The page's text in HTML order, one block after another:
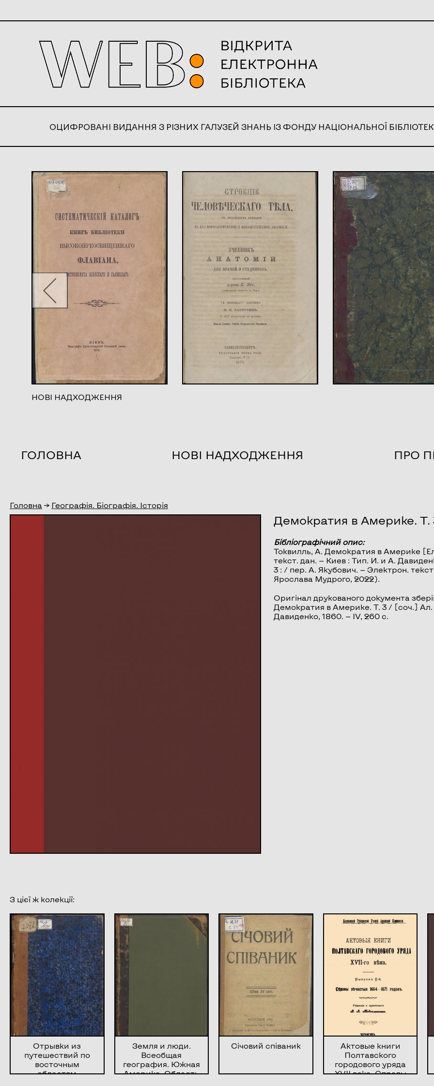
ОЦИФРОВАНІ ВИДАННЯ З РІЗНИХ ГАЛУЗЕЙ ЗНАНЬ ІЗ ФОНДУ НАЦІОНАЛЬНОЇ
НОВІ НАДХОДЖЕННЯ
ГОЛОВНА НОВІ НАДХОДЖЕННЯ ПРО
Головна → Географія. Біографія. Історія
Демократия в Америке. Т.
Бібліографічний опис:
Токвилль, А.Демократия в Америке
текст. дан. — Киев : Тип. И. и А.
3 : / пер. А. Якубович. — Электрон.
Ярослава Мудрого, 2022).
Оригінал друкованого документа
Демократия в Америке. Т. 3 / [соч.] Ал.
Давиденко, 1860. — IV, 260 с.
З цієї ж колекції:
Отрывки из
путешествий по
восточным
областям
Земля и люди.
Всеобщая
география. Южная
Америка. Область
Січовий співаник
Актовые книги
Полтавского
городового уряда
XVII века. Справы